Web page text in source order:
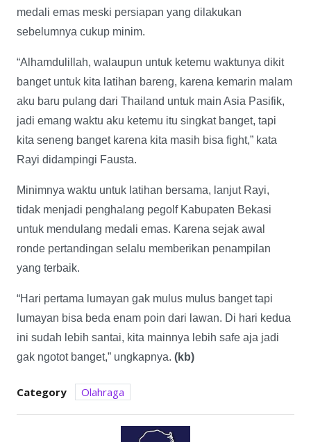
medali emas meski persiapan yang dilakukan
sebelumnya cukup minim.
“Alhamdulillah, walaupun untuk ketemu waktunya dikit
banget untuk kita latihan bareng, karena kemarin malam
aku baru pulang dari Thailand untuk main Asia Pasifik,
jadi emang waktu aku ketemu itu singkat banget, tapi
kita seneng banget karena kita masih bisa fight,” kata
Rayi didampingi Fausta.
Minimnya waktu untuk latihan bersama, lanjut Rayi,
tidak menjadi penghalang pegolf Kabupaten Bekasi
untuk mendulang medali emas. Karena sejak awal
ronde pertandingan selalu memberikan penampilan
yang terbaik.
“Hari pertama lumayan gak mulus mulus banget tapi
lumayan bisa beda enam poin dari lawan. Di hari kedua
ini sudah lebih santai, kita mainnya lebih safe aja jadi
gak ngotot banget,” ungkapnya. (kb)
Category Olahraga